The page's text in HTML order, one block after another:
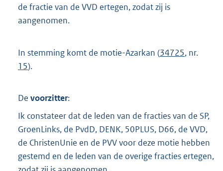
de fractie van de VVD ertegen, zodat zij is
aangenomen.
In stemming komt de motie-Azarkan (34725, nr.
15).
De voorzitter:
Ik constateer dat de leden van de fracties van de SP,
GroenLinks, de PvdD, DENK, 50PLUS, D66, de VVD,
de ChristenUnie en de PVV voor deze motie hebben
gestemd en de leden van de overige fracties ertegen,